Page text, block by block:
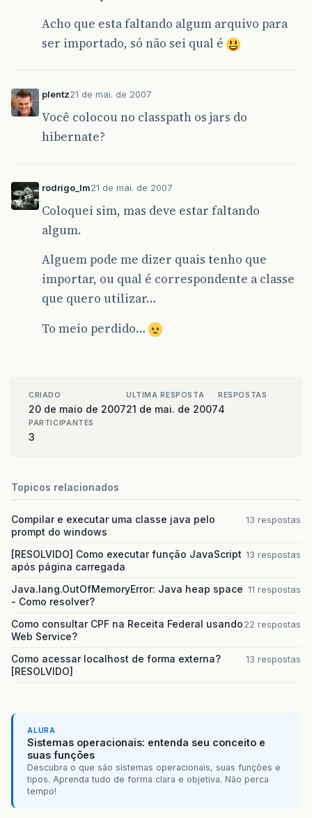
Acho que esta faltando algum arquivo para
ser importado, só não sei qual é
plentz21 de mai. de 2007
Você colocou no classpath os jars do
hibernate?
rodrigo_lm21 de mai. de 2007
Coloquei sim, mas deve estar faltando
algum.
Alguem pode me dizer quais tenho que
importar, ou qual é correspondente a classe
que quero utilizar…
To meio perdido…
CRIADO
20 de maio de 2007
ULTIMA RESPOSTA
21 de mai. de 2007
RESPOSTAS
4
PARTICIPANTES
3
Topicos relacionados
Compilar e executar uma classe java pelo
prompt do windows
13 respostas
[RESOLVIDO] Como executar função JavaScript
após página carregada
13 respostas
Java.lang.OutOfMemoryError: Java heap space
- Como resolver?
11 respostas
Como consultar CPF na Receita Federal usando
Web Service?
22 respostas
Como acessar localhost de forma externa?
[RESOLVIDO]
13 respostas
ALURA
Sistemas operacionais: entenda seu conceito e
suas funções
Descubra o que são sistemas operacionais, suas funções e
tipos. Aprenda tudo de forma clara e objetiva. Não perca
tempo!